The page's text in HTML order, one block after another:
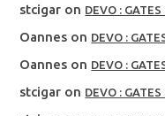
stcigar on DEVO :
Oannes on DEVO :
Oannes on DEVO :
stcigar on DEVO :